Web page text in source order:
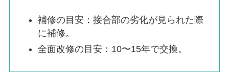
補修の目安：接合部の劣化が見られた際
に補修。
全面改修の目安：10〜15年で交換。